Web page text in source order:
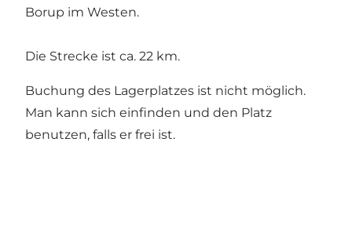
Borup im Westen.
Die Strecke ist ca. 22 km.
Buchung des Lagerplatzes ist nicht möglich.
Man kann sich einfinden und den Platz
benutzen, falls er frei ist.